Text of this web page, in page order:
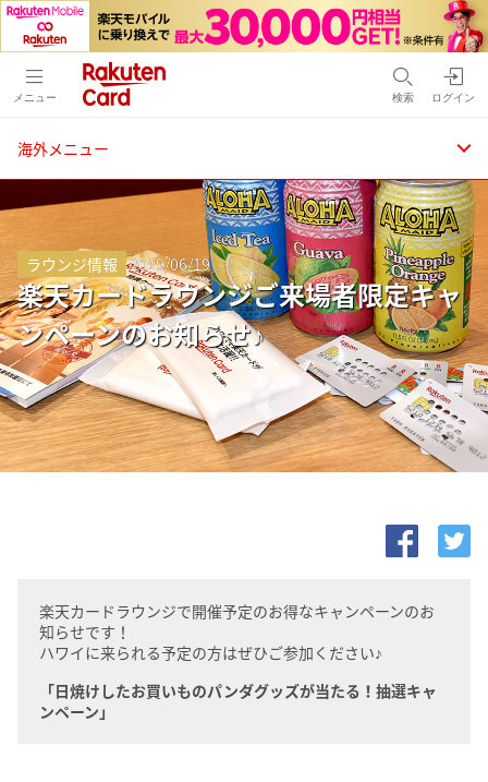
メニュー 検索 ログイン
海外メニュー
ラウンジ情報 2019/06/19
楽天カードラウンジご来場者限定キャ
ンペーンのお知らせ♪
楽天カードラウンジで開催予定のお得なキャンペーンのお
知らせです！
ハワイに来られる予定の方はぜひご参加ください♪
「日焼けしたお買いものパンダグッズが当たる！抽選キャ
ンペーン」